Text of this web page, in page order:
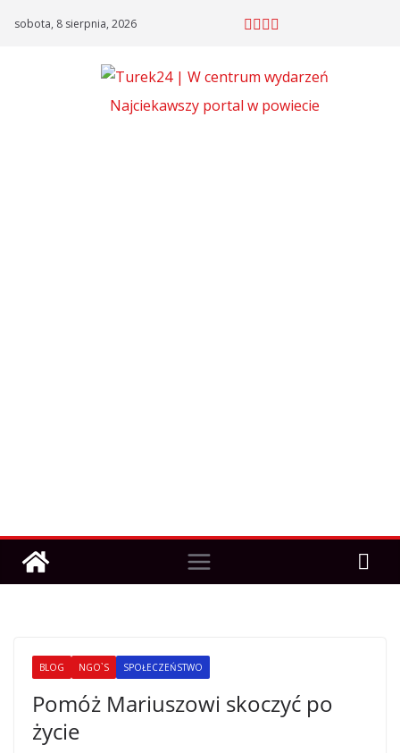
sobota, 8 sierpnia, 2026
Najciekawszy portal w powiecie
BLOG NGO`S SPOŁECZEŃSTWO
Pomóż Mariuszowi skoczyć po
życie